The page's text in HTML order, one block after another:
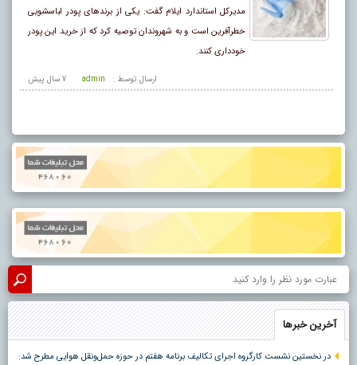
مدیرکل استاندارد ایلام گفت: یکی از برندهای پودر لباسشویی
خطرآفرین است و به شهروندان توصیه کرد که از خرید این پودر
خودداری کنند.
7 سال پيش ارسال توسط : admin
آخرین خبرها
در نخستین نشست کارگروه اجرای تکالیف برنامه هفتم در حوزه حمل‌ونقل هوایی مطرح شد: